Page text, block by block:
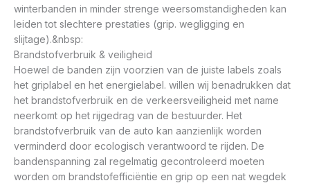
winterbanden in minder strenge weersomstandigheden kan
leiden tot slechtere prestaties (grip. wegligging en
slijtage).&nbsp:
Brandstofverbruik & veiligheid
Hoewel de banden zijn voorzien van de juiste labels zoals
het griplabel en het energielabel. willen wij benadrukken dat
het brandstofverbruik en de verkeersveiligheid met name
neerkomt op het rijgedrag van de bestuurder. Het
brandstofverbruik van de auto kan aanzienlijk worden
verminderd door ecologisch verantwoord te rijden. De
bandenspanning zal regelmatig gecontroleerd moeten
worden om brandstofefficiëntie en grip op een nat wegdek